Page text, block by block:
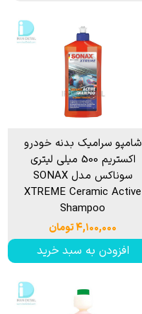
شامپو سرامیک بدنه خودرو
اکستریم 500 میلی لیتری
سوناکس مدل SONAX
XTREME Ceramic Active
Shampoo
۴,۱۰۰,۰۰۰ تومان
افزودن به سبد خرید